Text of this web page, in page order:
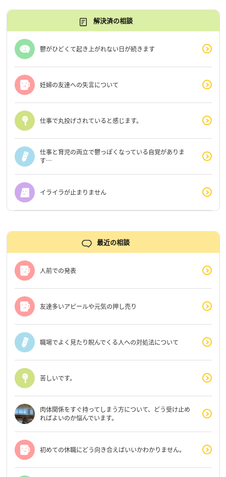
解決済の相談
鬱がひどくて起き上がれない日が続きます
妊婦の友達への失言について
仕事で丸投げされていると感じます。
仕事と育児の両立で鬱っぽくなっている自覚がありま
す…
イライラが止まりません
最近の相談
人前での発表
友達多いアピールや元気の押し売り
職場でよく見たり睨んでくる人への対処法について
苦しいです。
肉体関係をすぐ持ってしまう方について、どう受け止め
ればよいのか悩んでいます。
初めての休職にどう向き合えばいいかわかりません。